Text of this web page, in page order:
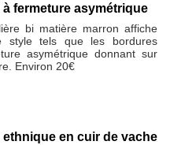
fermeture asymétrique
bi matière marron affiche
style tels que les bordures
asymétrique donnant sur
Environ 20€
en cuir de vache